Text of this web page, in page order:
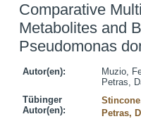
Comparative
Metabolites and
Pseudomonas
Autor(en):
Muzio,
Petras,
Tübinger
Autor(en):
Petras,